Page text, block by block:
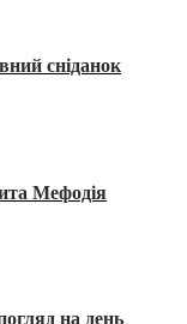
сніданок
Мефодія
на день